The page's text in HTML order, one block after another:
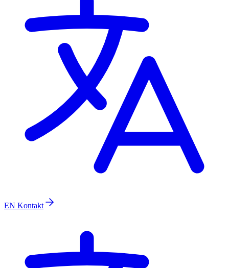
EN Kontakt